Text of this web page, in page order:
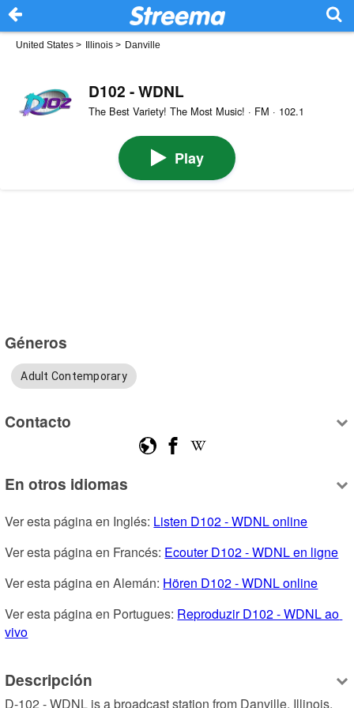
United States > Illinois > Danville
D102 - WDNL
The Best Variety! The Most Music! · FM · 102.1
Play
Géneros
Adult Contemporary
Contacto
En otros idiomas
Ver esta página en Inglés: Listen D102 - WDNL online
Ver esta página en Francés: Ecouter D102 - WDNL en ligne
Ver esta página en Alemán: Hören D102 - WDNL online
Ver esta página en Portugues: Reproduzir D102 - WDNL ao
vivo
Descripción
D-102 - WDNL is a broadcast station from Danville, Illinois,